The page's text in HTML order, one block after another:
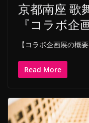
京都南座 歌
『コラボ企
【コラボ企画展の概
Read More